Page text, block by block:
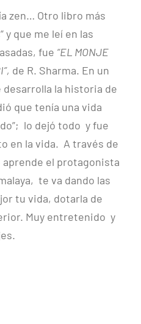
zen… Otro libro más
y que me leí en las
fue “EL MONJE
de R. Sharma. En un
la historia de
que tenía una vida
lo dejó todo y fue
en la vida. A través de
aprende el protagonista
te va dando las
tu vida, dotarla de
Muy entretenido y